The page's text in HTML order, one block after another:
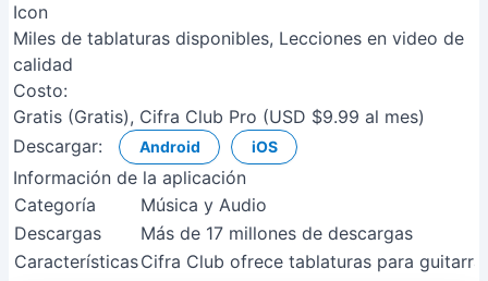
Miles de tablaturas disponibles, Lecciones en video de
calidad
Costo:
Gratis (Gratis), Cifra Club Pro (USD $9.99 al mes)
Descargar:
Android iOS
Información de la aplicación
Categoría
Música y Audio
Descargas
Más de 17 millones de descargas
CaracterísticasCifra Club ofrece tablaturas para